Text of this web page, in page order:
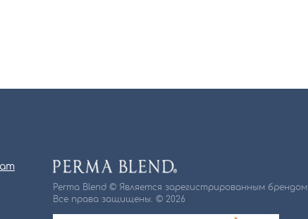
Perma Blend © Является зарегистрированным брендом.
Все права защищены. © 2026